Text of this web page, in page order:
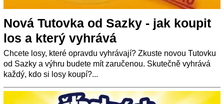
Nová Tutovka od Sazky - jak koupit
los a který vyhrává
Chcete losy, které opravdu vyhrávají? Zkuste novou Tutovku
od Sazky a výhru budete mít zaručenou. Skutečně vyhrává
každý, kdo si losy koupí?...